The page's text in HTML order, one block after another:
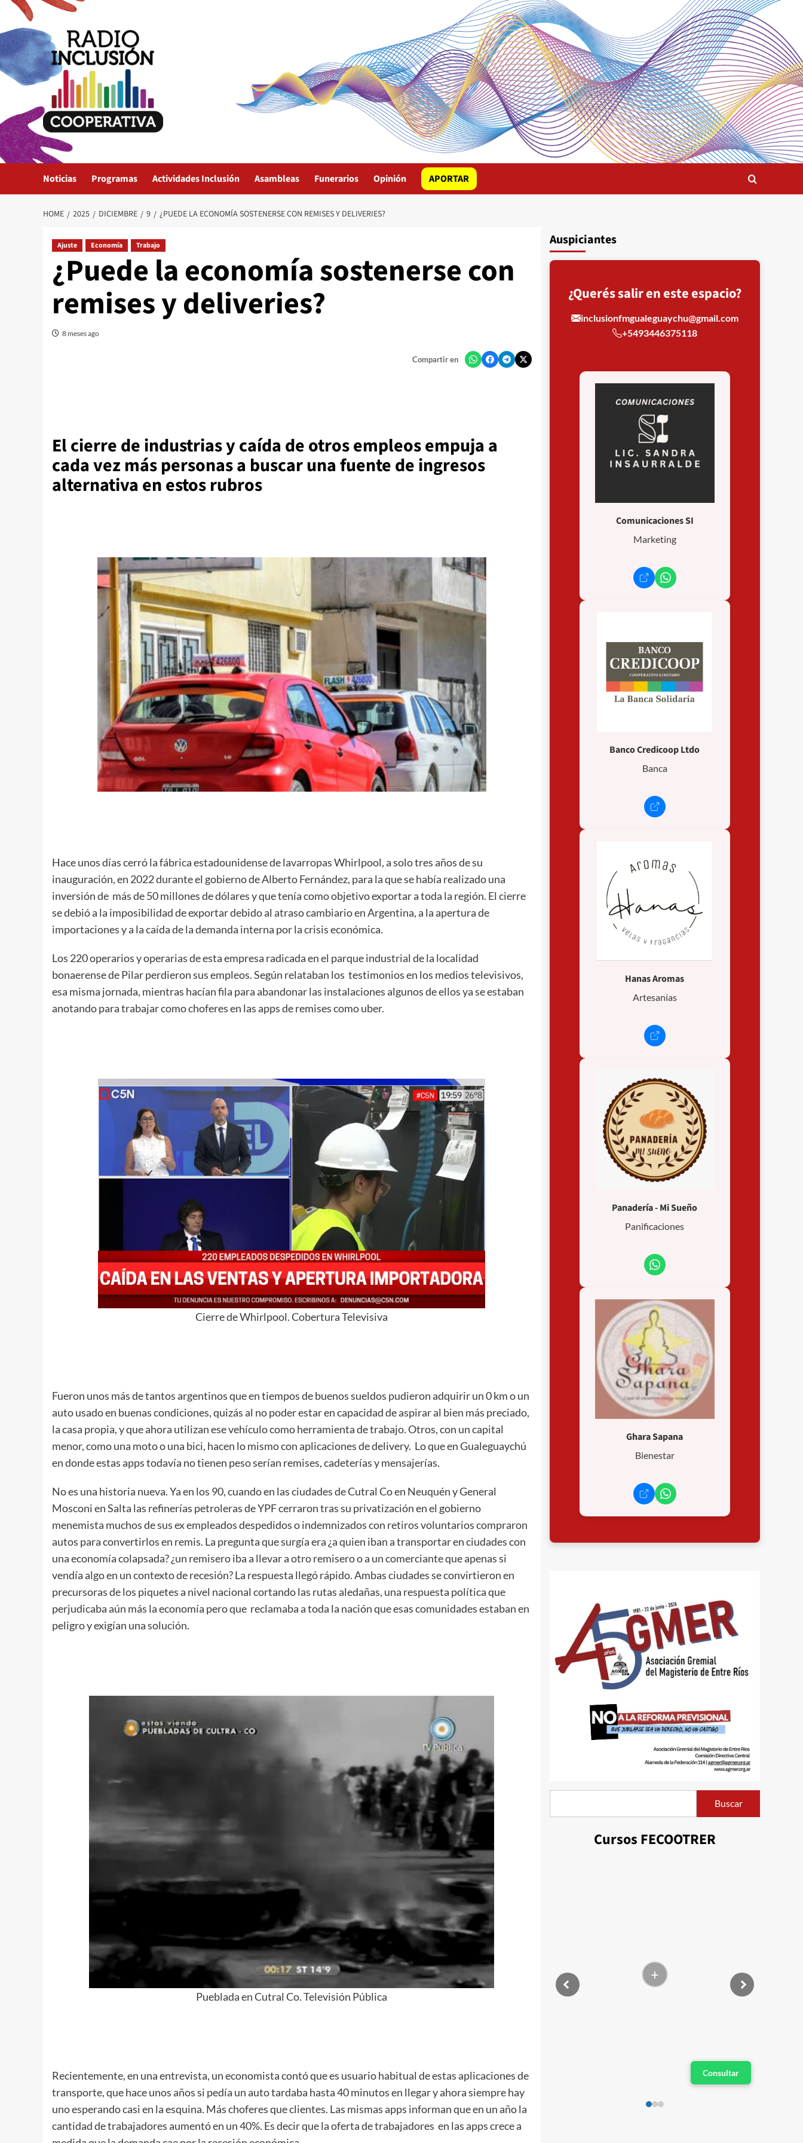
Skip
content
Noticias Programas Actividades Inclusión Asambleas Funerarios Opinión APORTAR
HOME 2025 DICIEMBRE 9 ¿PUEDE LA ECONOMÍA SOSTENERSE CON REMISES Y DELIVERIES?
Ajuste Economía Trabajo
¿Puede la economía sostenerse con
remises y deliveries?
8 meses ago
Compartir en
El cierre de industrias y caída de otros empleos empuja a
cada vez más personas a buscar una fuente de ingresos
alternativa en estos rubros
Hace unos días cerró la fábrica estadounidense de lavarropas Whirlpool, a solo tres años de su
inauguración, en 2022 durante el gobierno de Alberto Fernández, para la que se había realizado una
inversión de más de 50 millones de dólares y que tenía como objetivo exportar a toda la región. El cierre
se debió a la imposibilidad de exportar debido al atraso cambiario en Argentina, a la apertura de
importaciones y a la caída de la demanda interna por la crisis económica.
Los 220 operarios y operarias de esta empresa radicada en el parque industrial de la localidad
bonaerense de Pilar perdieron sus empleos. Según relataban los testimonios en los medios televisivos,
esa misma jornada, mientras hacían fila para abandonar las instalaciones algunos de ellos ya se estaban
anotando para trabajar como choferes en las apps de remises como uber.
Cierre de Whirlpool. Cobertura Televisiva
Fueron unos más de tantos argentinos que en tiempos de buenos sueldos pudieron adquirir un 0 km o un
auto usado en buenas condiciones, quizás al no poder estar en capacidad de aspirar al bien más preciado,
la casa propia, y que ahora utilizan ese vehículo como herramienta de trabajo. Otros, con un capital
menor, como una moto o una bici, hacen lo mismo con aplicaciones de delivery. Lo que en Gualeguaychú
en donde estas apps todavía no tienen peso serían remises, cadeterías y mensajerías.
No es una historia nueva. Ya en los 90, cuando en las ciudades de Cutral Co en Neuquén y General
Mosconi en Salta las refinerías petroleras de YPF cerraron tras su privatización en el gobierno
menemista muchos de sus ex empleados despedidos o indemnizados con retiros voluntarios compraron
autos para convertirlos en remis. La pregunta que surgía era ¿a quien iban a transportar en ciudades con
una economía colapsada? ¿un remisero iba a llevar a otro remisero o a un comerciante que apenas si
vendía algo en un contexto de recesión? La respuesta llegó rápido. Ambas ciudades se convirtieron en
precursoras de los piquetes a nivel nacional cortando las rutas aledañas, una respuesta política que
perjudicaba aún más la economía pero que reclamaba a toda la nación que esas comunidades estaban en
peligro y exigían una solución.
Pueblada en Cutral Co. Televisión Pública
Recientemente, en una entrevista, un economista contó que es usuario habitual de estas aplicaciones de
transporte, que hace unos años si pedía un auto tardaba hasta 40 minutos en llegar y ahora siempre hay
uno esperando casi en la esquina. Más choferes que clientes. Las mismas apps informan que en un año la
cantidad de trabajadores aumentó en un 40%. Es decir que la oferta de trabajadores en las apps crece a
Auspiciantes
¿Querés salir en este espacio?
inclusionfmgualeguaychu@gmail.com
+5493446375118
Comunicaciones SI
Marketing
Banco Credicoop Ltdo
Banca
Hanas Aromas
Artesanías
Panadería - Mi Sueño
Panificaciones
Ghara Sapana
Bienestar
Buscar
Cursos FECOOTRER
+
Consultar
+
Consultar